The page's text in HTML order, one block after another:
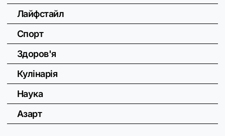
Лайфстайл
Спорт
Здоров'я
Кулінарія
Наука
Азарт